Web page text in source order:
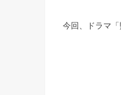
今回、ドラマ